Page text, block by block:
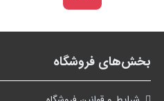
بخش‌های فروشگاه